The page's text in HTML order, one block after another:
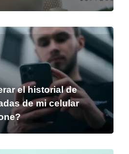
el historial de
de mi celular